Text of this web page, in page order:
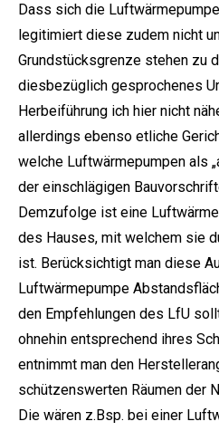
Dass sich die
legitimiert diese zudem nicht
Grundstücksgrenze stehen zu
diesbezüglich gesprochenes
Herbeiführung ich hier nicht
allerdings ebenso etliche
welche Luftwärmepumpen als
der einschlägigen
Demzufolge ist eine
des Hauses, mit welchem sie
ist. Berücksichtigt man diese
Luftwärmepumpe
den Empfehlungen des LfU
ohnehin entsprechend ihres
entnimmt man den
schützenswerten Räumen der
Die wären z.Bsp. bei einer